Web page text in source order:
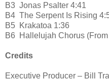
B3 Jonas Psalter 4:41
B4 The Serpent Is Rising
B5 Krakatoa 1:36
B6
Hallelujah Chorus
Credits
Executive Producer – Bill